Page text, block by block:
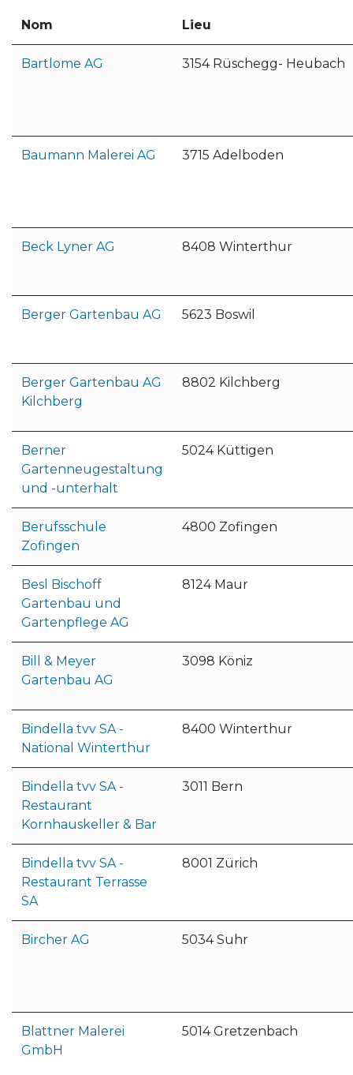
Nom Lieu
Bartlome AG 3154 Rüschegg- Heubach
Baumann Malerei AG 3715 Adelboden
Beck Lyner AG 8408 Winterthur
Berger Gartenbau AG 5623 Boswil
Berger Gartenbau AG
Kilchberg
8802 Kilchberg
Berner
Gartenneugestaltung
und -unterhalt
5024 Küttigen
Berufsschule
Zofingen
4800 Zofingen
Besl Bischoff
Gartenbau und
Gartenpflege AG
8124 Maur
Bill & Meyer
Gartenbau AG
3098 Köniz
Bindella tvv SA -
National Winterthur
8400 Winterthur
Bindella tvv SA -
Restaurant
Kornhauskeller & Bar
3011 Bern
Bindella tvv SA -
Restaurant Terrasse
SA
8001 Zürich
Bircher AG 5034 Suhr
Blattner Malerei
GmbH
5014 Gretzenbach